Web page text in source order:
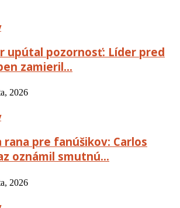
upútal pozornosť: Líder pred
zamieril…
2026
rana pre fanúšikov: Carlos
oznámil smutnú…
2026